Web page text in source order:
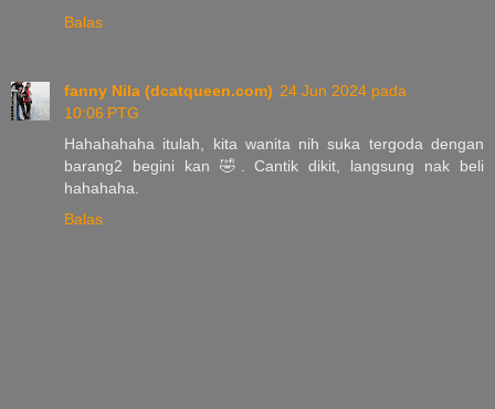
Balas
fanny Nila (dcatqueen.com) 24 Jun 2024 pada
10:06 PTG
Hahahahaha itulah, kita wanita nih suka tergoda dengan
barang2 begini kan 🤣. Cantik dikit, langsung nak beli
hahahaha.
Balas